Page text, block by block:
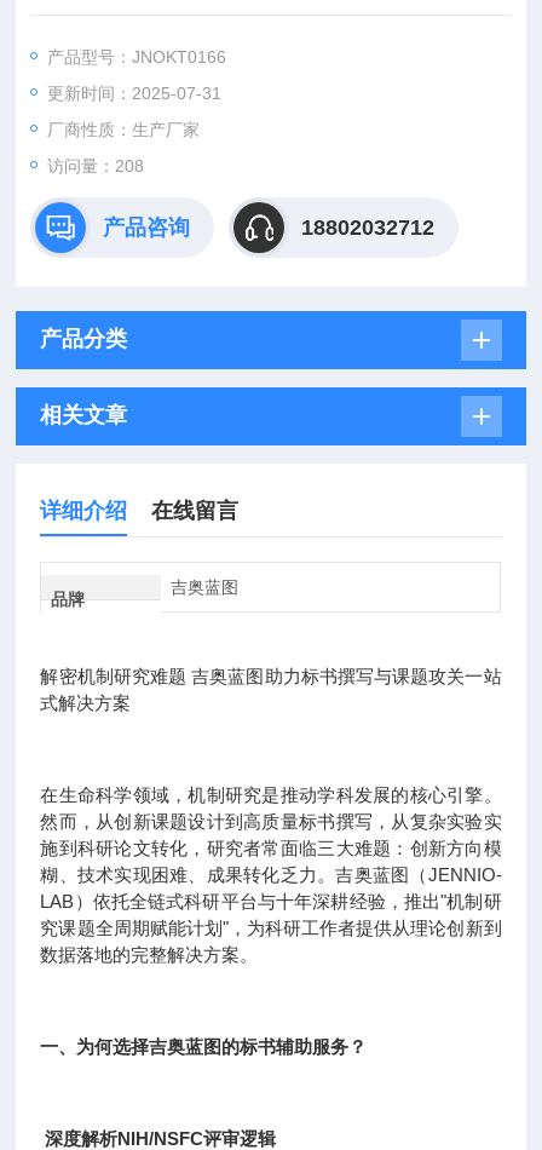
然而，从创新课题设计到高质量标书撰写，从复杂实验实施到科
困难、成果转化乏力。吉奥蓝图（JENNIO-LAB）依托全链式科
研平台与十年深耕经验，推出"机制研究课题全周期赋能计划"，
为科研工作者提供从理论创新到数据落地的完整解决方案。
产品型号：JNOKT0166
更新时间：2025-07-31
厂商性质：生产厂家
访问量：208
产品咨询 18802032712
产品分类
相关文章
详细介绍 在线留言
品牌
吉奥蓝图
解密机制研究难题 吉奥蓝图助力标书撰写与课题攻关一站
式解决方案
在生命科学领域，机制研究是推动学科发展的核心引擎。
然而，从创新课题设计到高质量标书撰写，从复杂实验实
施到科研论文转化，研究者常面临三大难题：创新方向模
糊、技术实现困难、成果转化乏力。吉奥蓝图（JENNIO-
LAB）依托全链式科研平台与十年深耕经验，推出"机制研
究课题全周期赋能计划"，为科研工作者提供从理论创新到
数据落地的完整解决方案。
一、为何选择吉奥蓝图的标书辅助服务？
深度解析NIH/NSFC评审逻辑